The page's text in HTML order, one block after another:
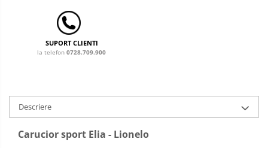
Sac de dormit 90 cm
Sac de dormit 100 cm
Sac de dormit 110 cm
Sac de dormit 140 cm
Sac de dormit 150 cm
Sac de dormit tineret
SUPORT CLIENTI
la telefon 0728.709.900
Descriere
Carucior sport Elia - Lionelo